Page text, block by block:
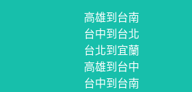
高雄到台南
台中到台北
台北到宜蘭
高雄到台中
台中到台南